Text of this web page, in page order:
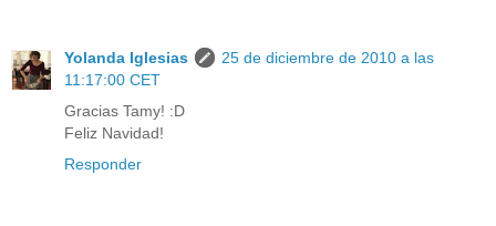
Yolanda Iglesias
25 de diciembre de 2010 a las
11:17:00 CET
Gracias Tamy! :D
Feliz Navidad!
Responder